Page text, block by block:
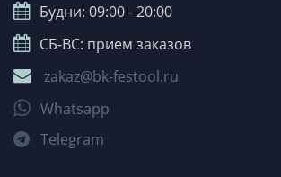
Будни: 09:00 - 20:00
СБ-ВС: прием заказов
zakaz@bk-festool.ru
Whatsapp
Telegram